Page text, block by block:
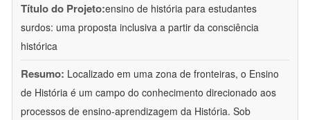
Título do Projeto:ensino de história para estudantes
surdos: uma proposta inclusiva a partir da consciência
histórica
Resumo: Localizado em uma zona de fronteiras, o Ensino
de História é um campo do conhecimento direcionado aos
processos de ensino-aprendizagem da História. Sob